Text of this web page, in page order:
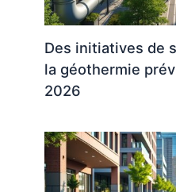
Des initiatives de
la géothermie
2026